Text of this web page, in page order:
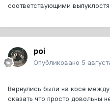
соответствующими
poi
Опубликовано 5
Вернулись были на косе
сказать что просто довольны